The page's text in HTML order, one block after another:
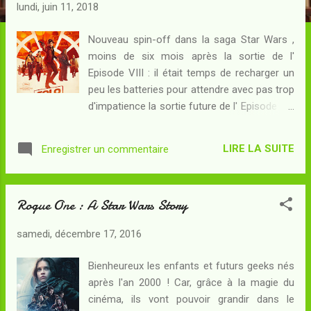
lundi, juin 11, 2018
Nouveau spin-off dans la saga Star Wars ,
moins de six mois après la sortie de l'
Episode VIII : il était temps de recharger un
peu les batteries pour attendre avec pas trop
d'impatience la sortie future de l' Episode IX !
par un les vaisseaux de ses guerres sans
fin... Il y survit tant bien que mal un petit
mais pas tout à fait libres non plus, triment
jeune Han est un de ceux-là, et à force de
parrain du crime qui l'emploie - un échantillon
du précieux coaxium qui sert de carburant
aux vaisseaux spatiaux. Sa fuite avec la belle
Enregistrer un commentaire LIRE LA SUITE
Rogue One : A Star Wars Story
samedi, décembre 17, 2016
Bienheureux les enfants et futurs geeks nés
après l'an 2000 ! Car, grâce à la magie du
cinéma, ils vont pouvoir grandir dans le